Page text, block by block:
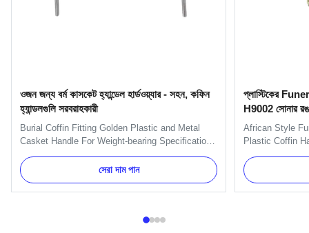
ওজন জন্য বর্ম কাসকেট হ্যান্ডেল হার্ডওয়্যার - সহন, কফিন
হ্যান্ডলগুলি সরবরাহকারী
Burial Coffin Fitting Golden Plastic and Metal
Casket Handle For Weight-bearing Specification:
H9020 handle include handles, brackets, gaskets
and nuts. And we can pack as Clients' request.
Item Name TX-Model H9020 Material Plastic and
Metal Color Gold, silver, copper, as your order
সেরা দাম পান
প্লাস্টিকের
H9002 সোনার
African Style
Plastic Coffin
include 6pcs
1pcs crucifix
brackets. Item
Material Plastic